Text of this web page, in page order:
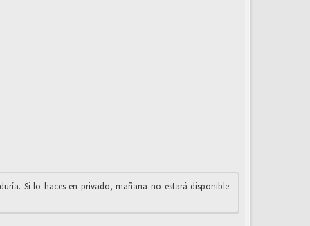
Si lo haces en privado, mañana no estará disponible.